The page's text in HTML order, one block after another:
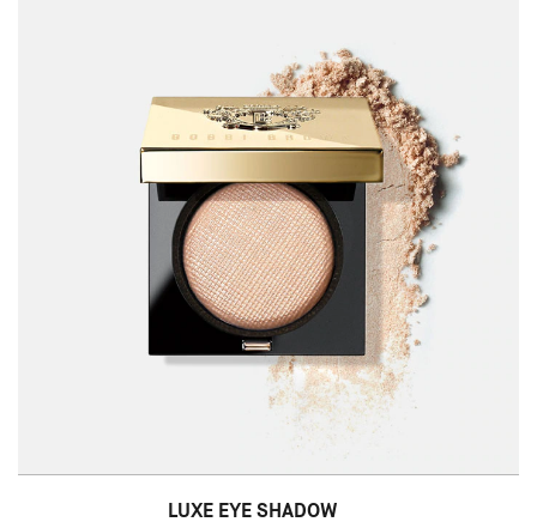
LUXE EYE SHADOW